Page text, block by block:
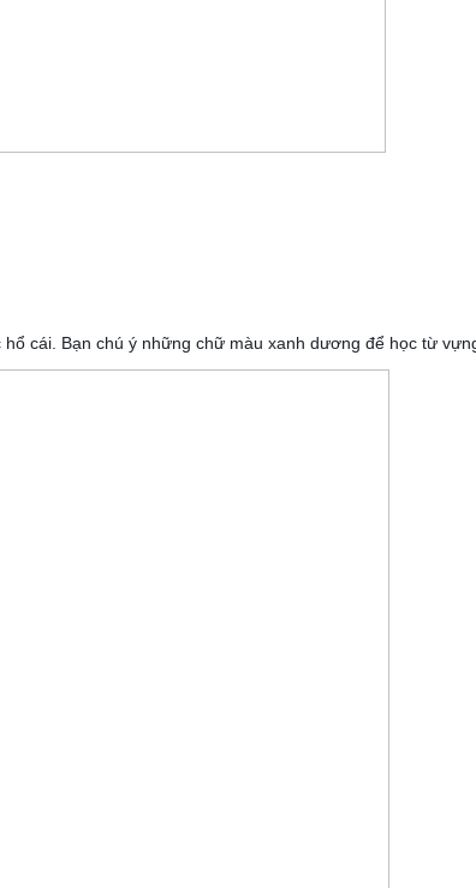
cái. Bạn chú ý những chữ màu xanh dương để học từ